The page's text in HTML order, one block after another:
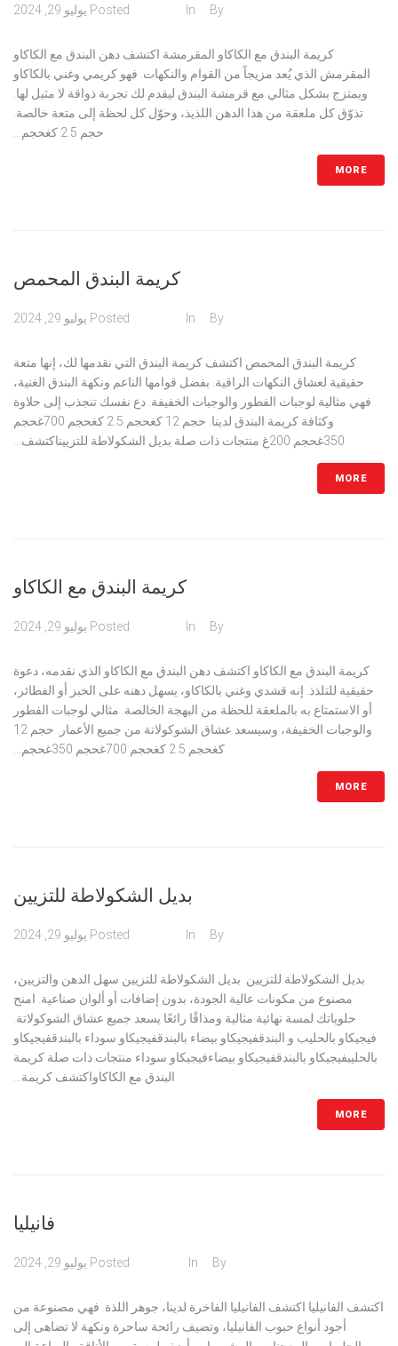
By
In
Posted يوليو 29, 2024
كريمة البندق مع الكاكاو المقرمشة اكتشف دهن البندق مع الكاكاو
المقرمش الذي يُعد مزيجاً من القوام والنكهات. فهو كريمي وغني بالكاكاو
ويمتزج بشكل مثالي مع قرمشة البندق ليقدم لك تجربة ذواقة لا مثيل لها.
تذوّق كل ملعقة من هذا الدهن اللذيذ، وحوّل كل لحظة إلى متعة خالصة.
حجم 2.5 كغحجم...
MORE
كريمة البندق المحمص
By
In
Posted يوليو 29, 2024
كريمة البندق المحمص اكتشف كريمة البندق التي نقدمها لك، إنها متعة
حقيقية لعشاق النكهات الراقية. بفضل قوامها الناعم ونكهة البندق الغنية،
فهي مثالية لوجبات الفطور والوجبات الخفيفة. دع نفسك تنجذب إلى حلاوة
وكثافة كريمة البندق لدينا. حجم 12 كغحجم 2.5 كغحجم 700غحجم
350غحجم 200غ منتجات ذات صلة بديل الشكولاطة للتزييناكتشف...
MORE
كريمة البندق مع الكاكاو
By
In
Posted يوليو 29, 2024
كريمة البندق مع الكاكاو اكتشف دهن البندق مع الكاكاو الذي نقدمه، دعوة
حقيقية للتلذذ. إنه قشدي وغني بالكاكاو، يسهل دهنه على الخبز أو الفطائر،
أو الاستمتاع به بالملعقة للحظة من البهجة الخالصة. مثالي لوجبات الفطور
والوجبات الخفيفة، وسيسعد عشاق الشوكولاتة من جميع الأعمار. حجم 12
كغحجم 2.5 كغحجم 700غحجم 350غحجم...
MORE
بديل الشكولاطة للتزيين
By
In
Posted يوليو 29, 2024
بديل الشكولاطة للتزيين بديل الشكولاطة للتزيين سهل الدهن والتزيين،
مصنوع من مكونات عالية الجودة، بدون إضافات أو ألوان صناعية. امنح
حلوياتك لمسة نهائية مثالية ومذاقًا رائعًا يسعد جميع عشاق الشوكولاتة.
فيجيكاو بالحليب و البندقفيجيكاو بيضاء بالبندقفيجيكاو سوداء بالبندقفيجيكاو
بالحليبفيجيكاو بالبندقفيجيكاو بيضاءفيجيكاو سوداء منتجات ذات صلة كريمة
البندق مع الكاكاواكتشف كريمة...
MORE
فانيليا
By
In
Posted يوليو 29, 2024
اكتشف الفانيليا اكتشف الفانيليا الفاخرة لدينا، جوهر اللذة. فهي مصنوعة من
أجود أنواع حبوب الفانيليا، وتضيف رائحة ساحرة ونكهة لا تضاهى إلى